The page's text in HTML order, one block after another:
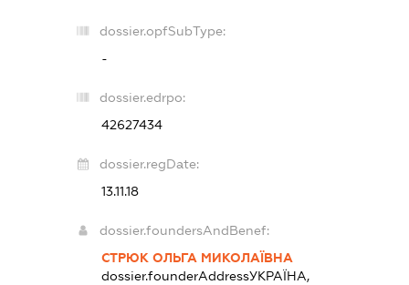
dossier.opfSubType:
-
dossier.edrpo:
42627434
dossier.regDate:
13.11.18
dossier.foundersAndBenef:
СТРЮК ОЛЬГА МИКОЛАЇВНА
dossier.founderAddressУКРАЇНА,